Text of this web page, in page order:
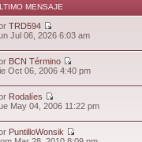
MENSAJE
TRD594
Jul 06, 2026 6:03 am
BCN Término
Oct 06, 2006 4:40 pm
Rodalíes
May 04, 2006 11:22 pm
PuntilloWonsik